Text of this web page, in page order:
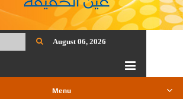
August 06, 2026
Menu